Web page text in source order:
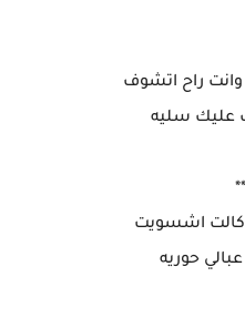
راح اتشوف
عليك سليه
اشسويت
حوريه